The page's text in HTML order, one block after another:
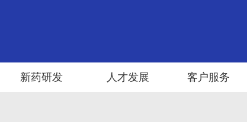
新药研发 人才发展 客户服务